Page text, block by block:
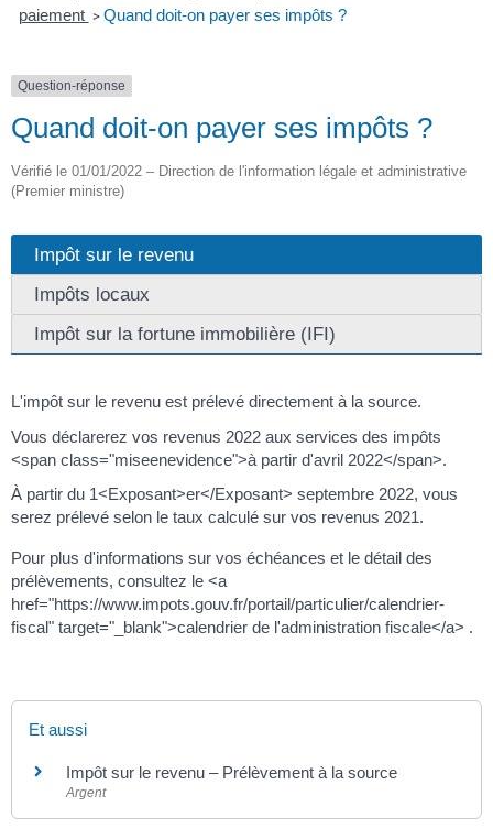
paiement > Quand doit-on payer ses impôts ?
Question-réponse
Quand doit-on payer ses impôts ?
Vérifié le 01/01/2022 – Direction de l'information légale et administrative
(Premier ministre)
Impôt sur le revenu
Impôts locaux
Impôt sur la fortune immobilière (IFI)
L'impôt sur le revenu est prélevé directement à la source.
Vous déclarerez vos revenus 2022 aux services des impôts
<span class="miseenevidence">à partir d'avril 2022</span>.
À partir du 1<Exposant>er</Exposant> septembre 2022, vous
serez prélevé selon le taux calculé sur vos revenus 2021.
Pour plus d'informations sur vos échéances et le détail des
prélèvements, consultez le <a
href="https://www.impots.gouv.fr/portail/particulier/calendrier-
fiscal" target="_blank">calendrier de l'administration fiscale</a> .
Et aussi
Impôt sur le revenu – Prélèvement à la source
Argent